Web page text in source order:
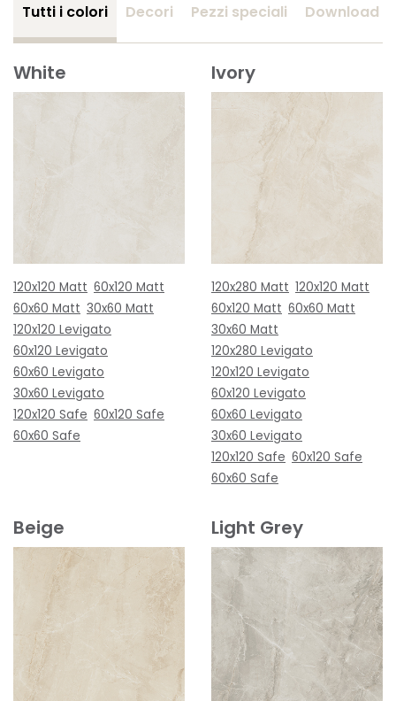
Tutti i colori Decori Pezzi speciali Download
White
120x120 Matt 60x120 Matt
60x60 Matt 30x60 Matt
120x120 Levigato
60x120 Levigato
60x60 Levigato
30x60 Levigato
120x120 Safe 60x120 Safe
60x60 Safe
Ivory
120x280 Matt 120x120 Matt
60x120 Matt 60x60 Matt
30x60 Matt
120x280 Levigato
120x120 Levigato
60x120 Levigato
60x60 Levigato
30x60 Levigato
120x120 Safe 60x120 Safe
60x60 Safe
Beige Light Grey